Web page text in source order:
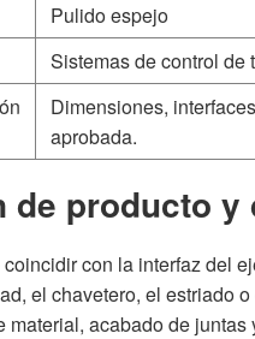
Pulido espejo
Sistemas de control de
Dimensiones,
aprobada.
de producto y
con la interfaz del
el chavetero, el estriado
material, acabado de